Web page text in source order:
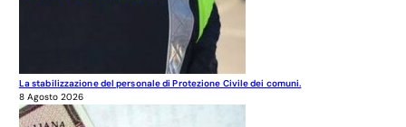
La stabilizzazione del personale di Protezione Civile dei comuni.
8 Agosto 2026